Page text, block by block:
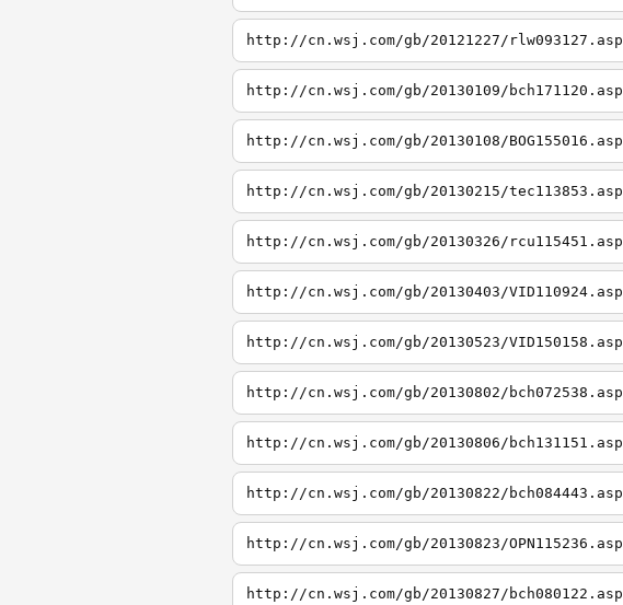
http://cn.wsj.com/gb/20121227/rlw093127.asp
http://cn.wsj.com/gb/20130109/bch171120.asp
http://cn.wsj.com/gb/20130108/BOG155016.asp
http://cn.wsj.com/gb/20130215/tec113853.asp
http://cn.wsj.com/gb/20130326/rcu115451.asp
http://cn.wsj.com/gb/20130403/VID110924.asp
http://cn.wsj.com/gb/20130523/VID150158.asp
http://cn.wsj.com/gb/20130802/bch072538.asp
http://cn.wsj.com/gb/20130806/bch131151.asp
http://cn.wsj.com/gb/20130822/bch084443.asp
http://cn.wsj.com/gb/20130823/OPN115236.asp
http://cn.wsj.com/gb/20130827/bch080122.asp